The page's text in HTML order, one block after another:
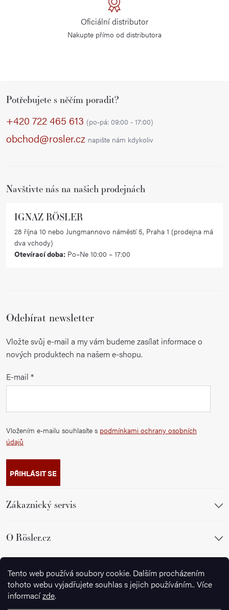
Tento web používá soubory cookie. Dalším procházením
tohoto webu vyjadřujete souhlas s jejich používáním.. Více
informacízde.
Oficiální distributor
Nakupte přímo od distributora
Potřebujete s něčím poradit?
+420 722 465 613 (po-pá: 09:00 - 17:00)
obchod@rosler.cz napište nám kdykoliv
Navštivte nás na našich prodejnách
IGNAZ RÖSLER
28 října 10 nebo Jungmannovo náměstí 5, Praha 1 (prodejna má
dva vchody)
Otevírací doba: Po–Ne 10:00 – 17:00
Odebírat newsletter
Vložte svůj e-mail a my vám budeme zasílat informace o
nových produktech na našem e-shopu.
E-mail
Vložením e-mailu souhlasíte s podmínkami ochrany osobních
údajů
PŘIHLÁSIT SE
Zákaznický servis
O Rösler.cz
Sledujte nás